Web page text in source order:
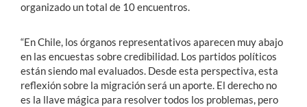
organizado un total de 10 encuentros.
“En Chile, los órganos representativos aparecen muy abajo
en las encuestas sobre credibilidad. Los partidos políticos
están siendo mal evaluados. Desde esta perspectiva, esta
reflexión sobre la migración será un aporte. El derecho no
es la llave mágica para resolver todos los problemas, pero